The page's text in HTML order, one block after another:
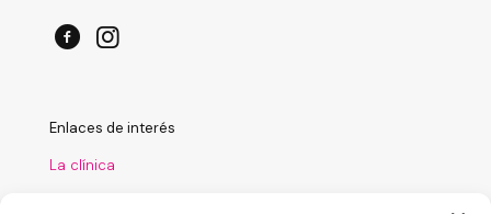
Enlaces de interés
La clínica